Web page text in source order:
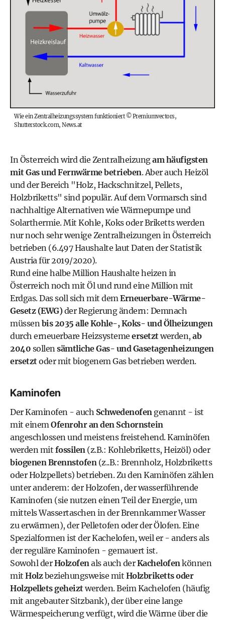
Wie ein Zentralheizungssystem funktioniert©Premiumvectors,
Shutterstock.com, News.at
In Österreich wird die Zentralheizungam häufigsten
mit Gas und Fernwärme betrieben. Aber auch Heizöl
und der Bereich "Holz, Hackschnitzel, Pellets,
Holzbriketts" sind populär. Auf dem Vormarsch sind
nachhaltige Alternativen wie Wärmepumpe und
Solarthermie. Mit Kohle, Koks oder Briketts werden
nur noch sehr wenige Zentralheizungen in Österreich
betrieben (6.497 Haushalte laut Daten der Statistik
Austria für 2019/2020).
Rund eine halbe Million Haushalte heizen in
Österreich noch mit Öl und rund eine Million mit
Erdgas. Das soll sich mit dem Erneuerbare-Wärme-
Gesetz (EWG)der Regierung ändern: Demnach
müssen bis 2035 alle Kohle-, Koks- und Ölheizungen
durch erneuerbare Heizsysteme ersetztwerden, ab
2040 sollen sämtliche Gas- und Gasetagenheizungen
ersetztoder mit biogenem Gas betrieben werden.
Kaminofen
Der Kaminofen - auch Schwedenofen genannt - ist
mit einem Ofenrohr an den Schornstein
angeschlossen und meistens freistehend. Kaminöfen
werden mit fossilen (z.B.: Kohlebriketts, Heizöl) oder
biogenen Brennstofen (z..B.: Brennholz, Holzbriketts
oder Holzpellets) betrieben. Zu den Kaminöfen zählen
unter anderem: der Holzofen, der wasserführende
Kaminofen (sie nutzen einen Teil der Energie, um
mittels Wassertaschen in der Brennkammer Wasser
zu erwärmen), der Pelletofen oder der Ölofen. Eine
Spezialformen ist der Kachelofen, weil er - anders als
der reguläre Kaminofen - gemauert ist.
Sowohl derHolzofen als auch derKachelofen können
mit Holzbeziehungsweise mit Holzbriketts oder
Holzpellets geheiztwerden. Beim Kachelofen (häufig
mit angebauter Sitzbank), der über eine lange
Wärmespeicherung verfügt, wird die Wärme über die